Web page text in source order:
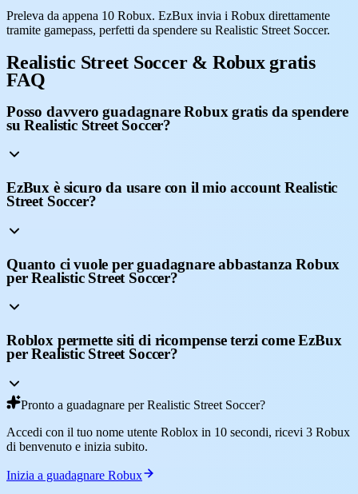
Preleva da appena 10 Robux. EzBux invia i Robux direttamente
tramite gamepass, perfetti da spendere su Realistic Street Soccer.
Realistic Street Soccer & Robux gratis
FAQ
Posso davvero guadagnare Robux gratis da spendere
su Realistic Street Soccer?
EzBux è sicuro da usare con il mio account Realistic
Street Soccer?
Quanto ci vuole per guadagnare abbastanza Robux
per Realistic Street Soccer?
Roblox permette siti di ricompense terzi come EzBux
per Realistic Street Soccer?
Pronto a guadagnare per Realistic Street Soccer?
Accedi con il tuo nome utente Roblox in 10 secondi, ricevi 3 Robux
di benvenuto e inizia subito.
Inizia a guadagnare Robux